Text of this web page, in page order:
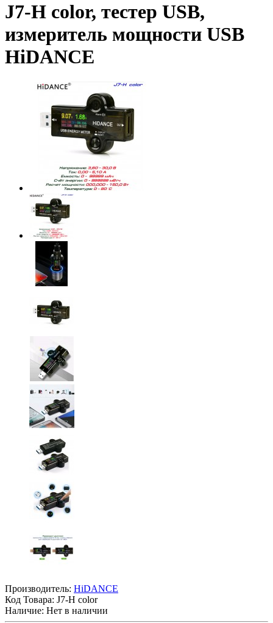
J7-H color, тестер USB,
измеритель мощности USB
HiDANCE
Производитель: HiDANCE
Код Товара: J7-H color
Наличие: Нет в наличии